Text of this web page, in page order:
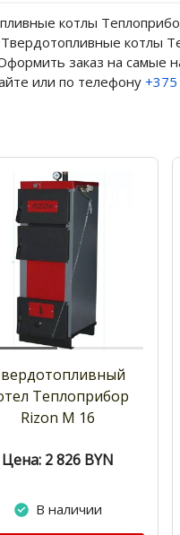
котлы
котлы
заказ на самые
или по телефону
Теплоприбор
Rizon M 16
Цена: 2 826 BYN
В наличии